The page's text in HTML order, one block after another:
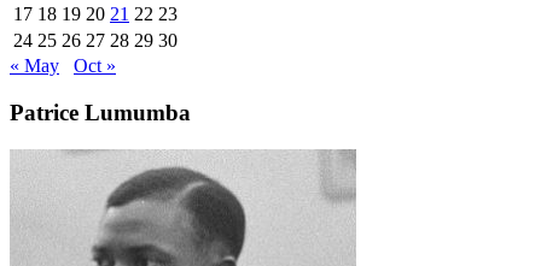
17 18 19 20 21 22 23
24 25 26 27 28 29 30
« May
Oct »
Patrice Lumumba